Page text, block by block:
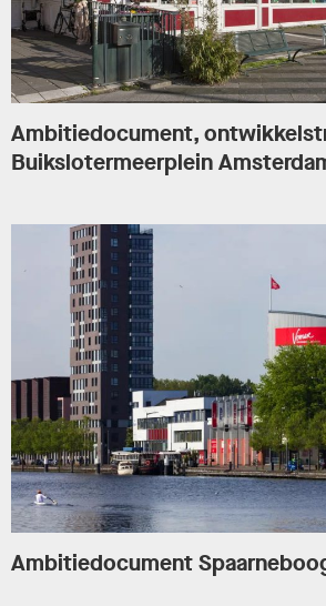
Ambitiedocument,
Buikslotermeerplein
Ambitiedocument